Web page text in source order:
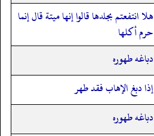
هلا انتفعتم بجلدها قالوا إنها ميتة قال إنما
حرم أكلها
دباغه طهوره
إذا دبغ الإهاب فقد طهر
دباغه طهوره